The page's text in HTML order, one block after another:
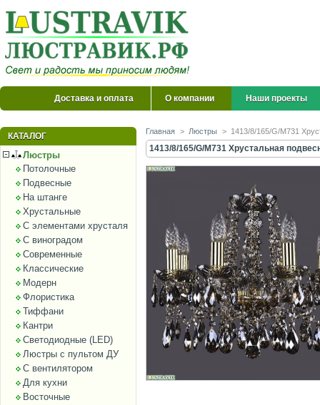
Доставка и оплата О компании Наши проекты
КАТАЛОГ
Люстры
Потолочные
Подвесные
На штанге
Хрустальные
С элементами хрусталя
С виноградом
Современные
Классические
Модерн
Флористика
Тиффани
Кантри
Светодиодные (LED)
Люстры с пультом ДУ
С вентилятором
Для кухни
Восточные
Главная > Люстры > 1413/8/165/G/M731
1413/8/165/G/M731 Хрустальная